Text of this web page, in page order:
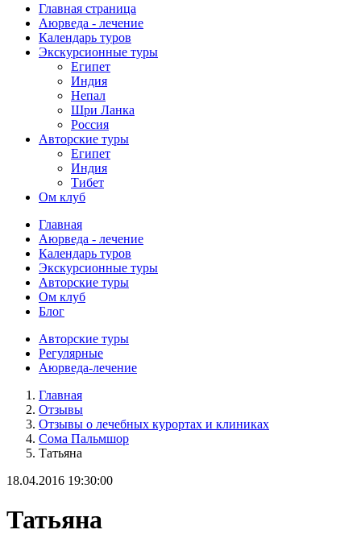
Главная страница
Аюрведа - лечение
Календарь туров
Экскурсионные туры
Египет
Индия
Непал
Шри Ланка
Россия
Авторские туры
Египет
Индия
Тибет
Ом клуб
Главная
Аюрведа - лечение
Календарь туров
Экскурсионные туры
Авторские туры
Ом клуб
Блог
Авторские туры
Регулярные
Аюрведа-лечение
Главная
Отзывы
Отзывы о лечебных курортах и клиниках
Сома Пальмшор
Татьяна
18.04.2016 19:30:00
Татьяна